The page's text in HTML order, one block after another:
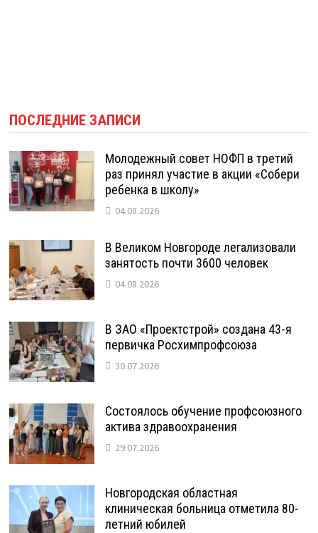
ПОСЛЕДНИЕ ЗАПИСИ
Молодежный совет НОФП в третий
раз принял участие в акции «Собери
ребенка в школу»
04.08.2026
В Великом Новгороде легализовали
занятость почти 3600 человек
04.08.2026
В ЗАО «Проектстрой» создана 43-я
первичка Росхимпрофсоюза
30.07.2026
Состоялось обучение профсоюзного
актива здравоохранения
29.07.2026
Новгородская областная
клиническая больница отметила 80-
летний юбилей